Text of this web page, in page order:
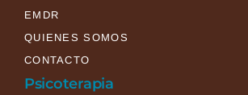
EMDR
QUIENES SOMOS
CONTACTO
Psicoterapia